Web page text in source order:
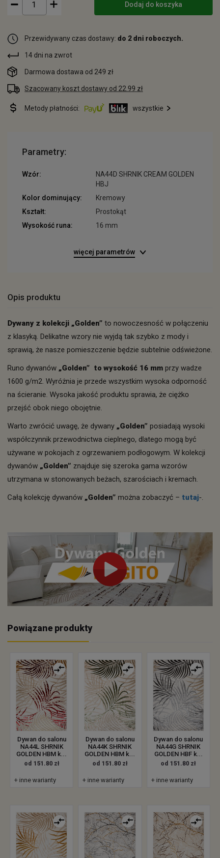
Dodaj do koszyka
Przewidywany czas dostawy: do 2 dni roboczych.
14 dni na zwrot
Darmowa dostawa od 249 zł
Szacowany koszt dostawy od 22.99 zł
Metody płatności: wszystkie
Parametry:
Wzór:
NA44D SHRNIK CREAM GOLDEN
HBJ
Kolor dominujący:
Kremowy
Kształt:
Prostokąt
Wysokość runa:
16 mm
więcej parametrów
Opis produktu
Dywany z kolekcji „Golden” to nowoczesność w połączeniu
z klasyką. Delikatne wzory nie wyjdą tak szybko z mody i
sprawią, że nasze pomieszczenie będzie subtelnie odświeżone.
Runo dywanów „Golden” to wysokość 16 mm przy wadze
1600 g/m2. Wyróżnia je przede wszystkim wysoka odporność
na ścieranie. Wysoka jakość produktu sprawia, że ciężko
przejść obok niego obojętnie.
Warto zwrócić uwagę, że dywany „Golden” posiadają wysoki
współczynnik przewodnictwa cieplnego, dlatego mogą być
używane w pokojach z ogrzewaniem podłogowym. W kolekcji
dywanów „Golden” znajduje się szeroka gama wzorów
utrzymana w stonowanych beżach, szarościach i kremach.
Całą kolekcję dywanów „Golden” można zobaczyć – tutaj-.
Powiązane produkty
Dywan do salonu
NA44L SHRNIK
GOLDEN HBM k...
od 151.80 zł
+ inne warianty
Dywan do salonu
NA44K SHRNIK
GOLDEN HBM k...
od 151.80 zł
+ inne warianty
Dywan do salonu
NA44G SHRNIK
GOLDEN HBF k...
od 151.80 zł
+ inne warianty